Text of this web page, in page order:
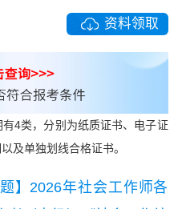
资料领取
4类，分别为纸质证书、电子证
及单独划线合格证书。
题】2026年社会工作师各